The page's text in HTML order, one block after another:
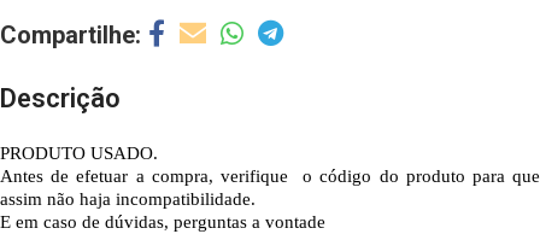
Descrição
PRODUTO USADO.
Antes de efetuar a compra, verifique o código do produto para que
assim não haja incompatibilidade.
E em caso de dúvidas, perguntas a vontade